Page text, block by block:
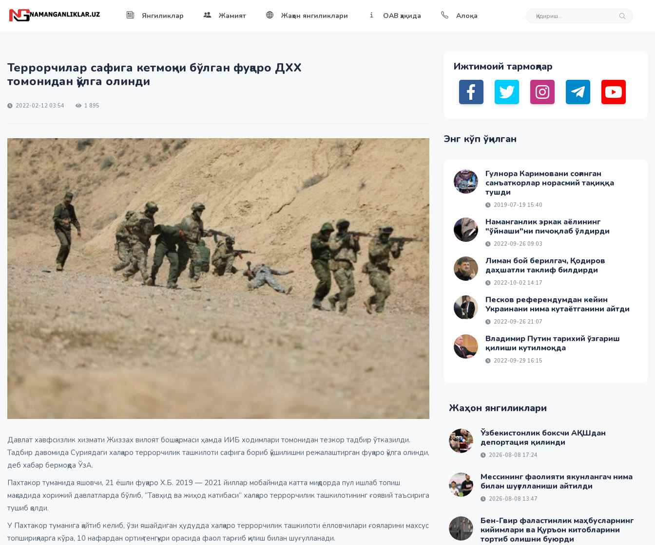
Янгиликлар Жамият Жаҳон янгиликлари ОАВ ҳақида Алоқа
Террорчилар сафига кетмоқчи бўлган фуқаро ДХХ
томонидан қўлга олинди
2022-02-12 03:54 1 895
Давлат хавфсизлик хизмати Жиззах вилоят бошқармаси ҳамда ИИБ ходимлари томонидан тезкор тадбир ўтказилди.
Тадбир давомида Суриядаги халқаро террорчилик ташкилоти сафига бориб қўшилишни режалаштирган фуқаро қўлга олинди,
деб хабар бермоқда ЎзА.
Пахтакор туманида яшовчи, 21 ёшли фуқаро Х.Б. 2019 — 2021 йиллар мобайнида катта миқдорда пул ишлаб топиш
мақсадида хорижий давлатларда бўлиб, “Тавҳид ва жиҳод катибаси” халқаро террорчилик ташкилотининг ғоявий таъсирига
тушиб қолди.
У Пахтакор туманига қайтиб келиб, ўзи яшайдиган ҳудудда халқаро террорчилик ташкилоти ёлловчилари ғояларини махсус
топшириқларга кўра, 10 нафардан ортиқ тенгқури орасида фаол тарғиб қилиш билан шуғулланади.
Ижтимоий тармоқлар
Энг кўп ўқилган
Гулнора Каримовани соғинган
санъаткорлар норасмий тақиққа
тушди
2019-07-19 15:40
Наманганлик эркак аёлининг
"ўйнаши"ни пичоқлаб ўлдирди
2022-09-26 09:03
Лиман бой берилгач, Қодиров
даҳшатли таклиф билдирди
2022-10-02 14:17
Песков референдумдан кейин
Украинани нима кутаётганини айтди
2022-09-26 21:07
Владимир Путин тарихий ўзгариш
қилиши кутилмоқда
2022-09-29 16:15
Жаҳон янгиликлари
Ўзбекистонлик боксчи АҚШдан
депортация қилинди
2026-08-08 17:24
Мессининг фаолияти якунлангач нима
билан шуғулланиши айтилди
2026-08-08 13:47
Бен-Гвир фаластинлик маҳбусларнинг
кийимлари ва Қуръон китобларини
тортиб олишни буюрди